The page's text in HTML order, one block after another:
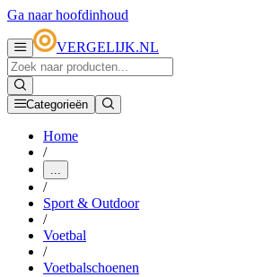
Ga naar hoofdinhoud
VERGELIJK.NL
Categorieën
Home
/
...
/
Sport & Outdoor
/
Voetbal
/
Voetbalschoenen